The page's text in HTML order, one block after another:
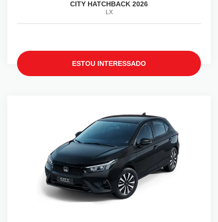
CITY HATCHBACK 2026
LX
ESTOU INTERESSADO